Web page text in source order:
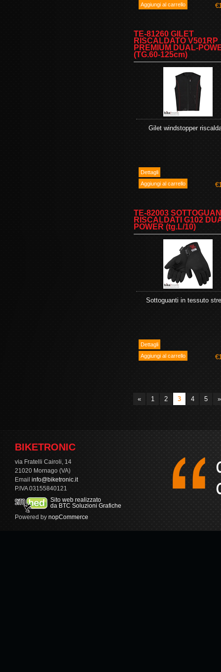
TE-81260 GILET
RISCALDATO V501RP
PREMIUM DUAL-
(TG.60-125cm)
Gilet windstopper
TE-82003
RISCALDATI G102
POWER (tg.L/10)
Sottoguanti in tessuto
« 1 2 3 4 5 »
BIKETRONIC
via Fratelli Cairoli, 14
21020 Mornago (VA)
Email info@biketronic.it
P.IVA 03155840121
Sito web realizzato
da BTC Soluzioni Grafiche
Powered by nopCommerce